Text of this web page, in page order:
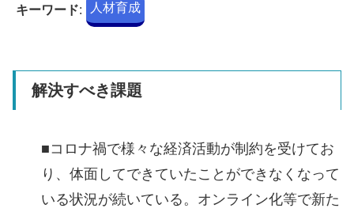
キーワード: 人材育成
解決すべき課題
■コロナ禍で様々な経済活動が制約を受けてお
り、体面してできていたことができなくなって
いる状況が続いている。オンライン化等で新た